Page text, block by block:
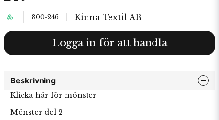
800-246 Kinna Textil AB
Logga in för att handla
Beskrivning
Klicka här för mönster
Mönster del 2